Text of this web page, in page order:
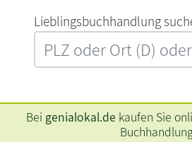
L‍i‍e‍b‍l‍i‍n‍g‍s‍b‍u‍c‍h‍h‍a‍n‍d‍l‍u‍n‍g‍
Bei genialokal.de kaufen Sie